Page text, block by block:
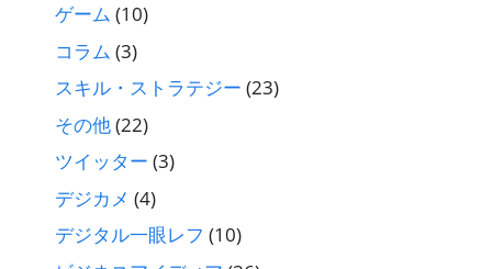
ゲーム (10)
コラム (3)
スキル・ストラテジー (23)
その他(22)
ツイッター (3)
デジカメ (4)
デジタル一眼レフ (10)